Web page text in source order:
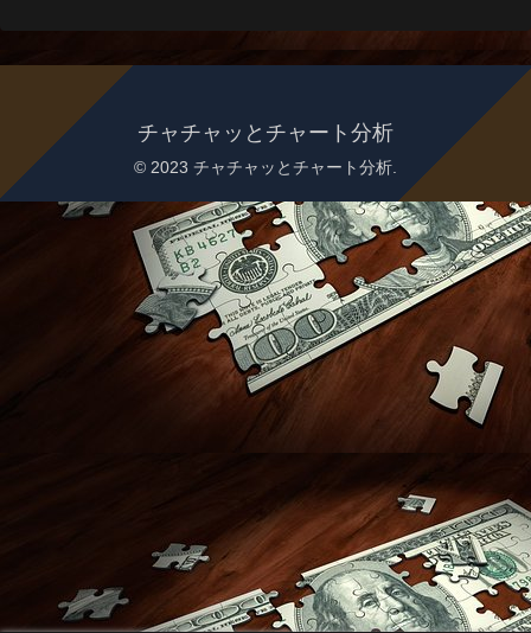
チャチャッとチャート分析
© 2023 チャチャッとチャート分析.